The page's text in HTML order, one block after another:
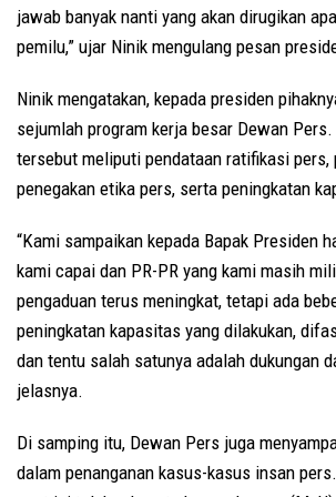
jawab banyak nanti yang akan dirugikan
pemilu,” ujar Ninik mengulang pesan
Ninik mengatakan, kepada presiden
sejumlah program kerja besar Dewan
tersebut meliputi pendataan ratifikasi pers,
penegakan etika pers, serta peningkatan
“Kami sampaikan kepada Bapak Presiden
kami capai dan PR-PR yang kami masih
pengaduan terus meningkat, tetapi ada
peningkatan kapasitas yang dilakukan,
dan tentu salah satunya adalah dukungan
jelasnya.
Di samping itu, Dewan Pers juga
dalam penanganan kasus-kasus insan